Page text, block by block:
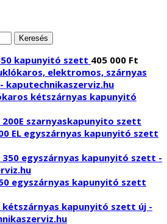
Keresés
kapunyitó szett 405 000 Ft
kétszárnyas kapunyitó
EL egyszárnyas kapunyitó szett
egyszárnyas kapunyitó szett